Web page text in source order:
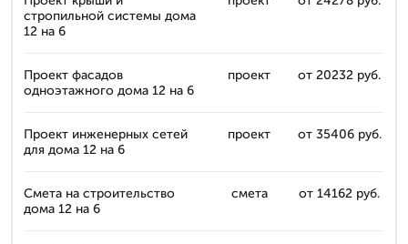
стропильной системы дома
12 на 6
Проект фасадов
одноэтажного дома 12 на 6
проект от 20232 руб.
Проект инженерных сетей
для дома 12 на 6
проект от 35406 руб.
Смета на строительство
дома 12 на 6
смета от 14162 руб.